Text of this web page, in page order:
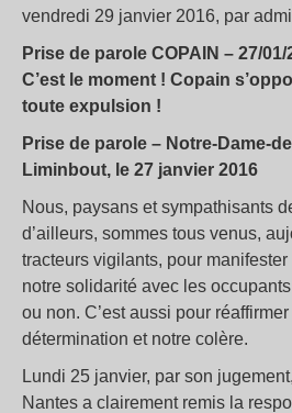
vendredi 29 janvier 2016, par
Prise de parole COPAIN – 27/
C’est le moment ! Copain
toute expulsion !
Prise de parole – Notre-Dame-
Liminbout, le 27 janvier 2016
Nous, paysans et sympathisants
d’ailleurs, sommes tous venus,
tracteurs vigilants, pour
notre solidarité avec les
ou non. C’est aussi pour
détermination et notre colère.
Lundi 25 janvier, par son
Nantes a clairement remis la